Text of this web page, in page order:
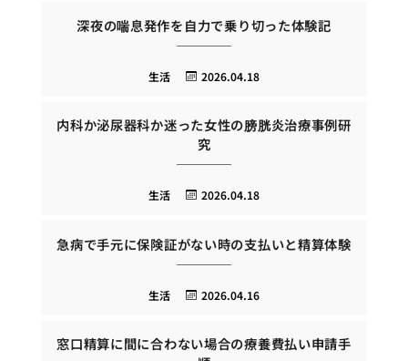
深夜の喘息発作を自力で乗り切った体験記
2026.04.18
生活
内科か泌尿器科か迷った女性の膀胱炎治療事例研
究
2026.04.18
生活
急病で手元に保険証がない時の支払いと精算体験
2026.04.16
生活
窓口精算に間に合わない場合の療養費払い申請手